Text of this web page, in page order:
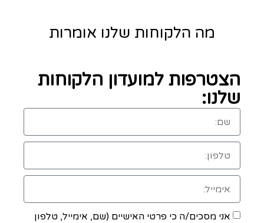
מה הלקוחות שלנו אומרות
הצטרפות למועדון הלקוחות
שלנו:
אני מסכים/ה כי פרטי האישיים (שם, אימייל, טלפון